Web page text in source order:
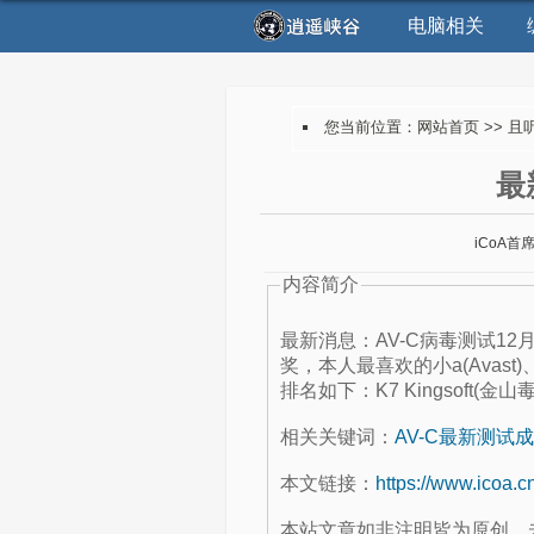
电脑相关
您当前位置： 网站首页>> 且
最
iCoA首
内容简介
最新消息：AV-C病毒测试12
奖，本人最喜欢的小a(Avast)
排名如下：K7 Kingsoft(金山
相关关键词： AV-C最新测试
本文链接： https://
本站文章如非注明皆为原创